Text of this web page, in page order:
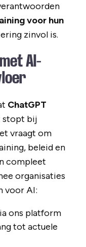
voor hun
zinvol is.
AI-
ChatGPT
bij
vraagt om
beleid en
compleet
organisaties
voor AI:
ons platform
tot actuele